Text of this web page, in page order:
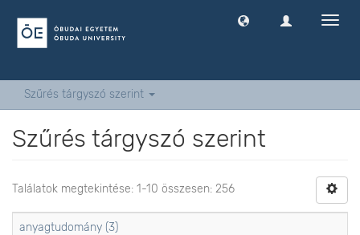
Szűrés tárgyszó szerint
Szűrés tárgyszó szerint
Találatok megtekintése: 1-10 összesen: 256
anyagtudomány (3)